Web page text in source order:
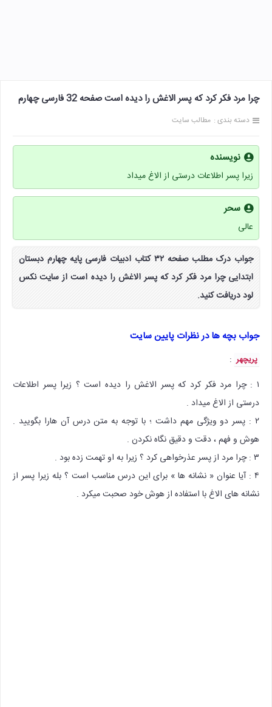
چرا مرد فکر کرد که پسر الاغش را دیده است صفحه 32 فارسی چهارم
دسته بندی : مطالب سایت
نویسنده
زیرا پسر اطلاعات درستی از الاغ میداد
سحر
عالی
جواب درک مطلب صفحه ۳۲ کتاب ادبیات فارسی پایه چهارم دبستان
ابتدایی چرا مرد فکر کرد که پسر الاغش را دیده است از سایت نکس
لود دریافت کنید.
جواب بچه ها در نظرات پایین سایت
پریچهر :
۱ : چرا مرد فکر کرد که پسر الاغش را دیده است ؟ زیرا پسر اطلاعات
درستی از الاغ میداد .
۲ : پسر دو ویژگی مهم داشت ؛ با توجه به متن درس آن هارا بگویید .
هوش و فهم ، دقت و دقیق نگاه نکردن .
۳ : چرا مرد از پسر عذرخواهی کرد ؟ زیرا به او تهمت زده بود .
۴ : آیا عنوان « نشانه ها » برای این درس مناسب است ؟ بله زیرا پسر از
نشانه های الاغ با استفاده از هوش خود صحبت میکرد .